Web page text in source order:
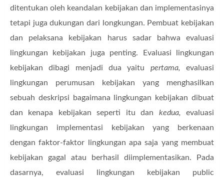
ditentukan oleh keandalan kebijakan dan implementasinya
tetapi juga dukungan dari longkungan. Pembuat kebijakan
dan pelaksana kebijakan harus sadar bahwa evaluasi
lingkungan kebijakan juga penting. Evaluasi lingkungan
kebijakan dibagi menjadi dua yaitu pertama,evaluasi
lingkungan perumusan kebijakan yang menghasilkan
sebuah deskripsi bagaimana lingkungan kebijakan dibuat
dan kenapa kebijakan seperti itu dan kedua,evaluasi
lingkungan implementasi kebijakan yang berkenaan
dengan faktor-faktor lingkungan apa saja yang membuat
kebijakan gagal atau berhasil diimplementasikan. Pada
dasarnya, evaluasi lingkungan kebijakan public